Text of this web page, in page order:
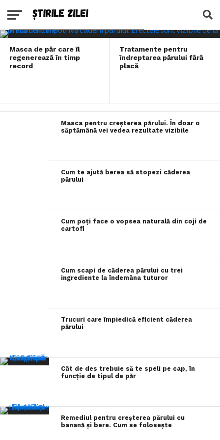
prima utilizare
Masca de păr care îl
regenerează în timp
record
Tratamente pentru
îndreptarea părului fără
placă
Masca pentru creșterea părului. În doar o
săptămână vei vedea rezultate vizibile
Cum te ajută berea să stopezi căderea
părului
Cum poți face o vopsea naturală din coji de
cartofi
Cum scapi de căderea părului cu trei
ingrediente la îndemâna tuturor
Trucuri care împiedică eficient căderea
părului
Cât de des trebuie să te speli pe cap, în
funcție de tipul de păr
Remediul pentru creșterea părului cu
banană și bere. Cum se folosește